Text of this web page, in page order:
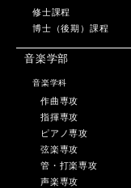
修士課程
博士（後期）課程
音楽学部
音楽学科
作曲専攻
指揮専攻
ピアノ専攻
弦楽専攻
管・打楽専攻
声楽専攻